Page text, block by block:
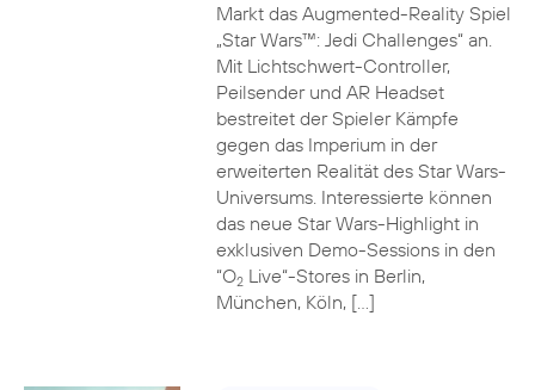
Markt das Augmented-Reality Spiel
„Star Wars™: Jedi Challenges“ an.
Mit Lichtschwert-Controller,
Peilsender und AR Headset
bestreitet der Spieler Kämpfe
gegen das Imperium in der
erweiterten Realität des Star Wars-
Universums. Interessierte können
das neue Star Wars-Highlight in
exklusiven Demo-Sessions in den
“O2Live“-Stores in Berlin,
München, Köln, […]